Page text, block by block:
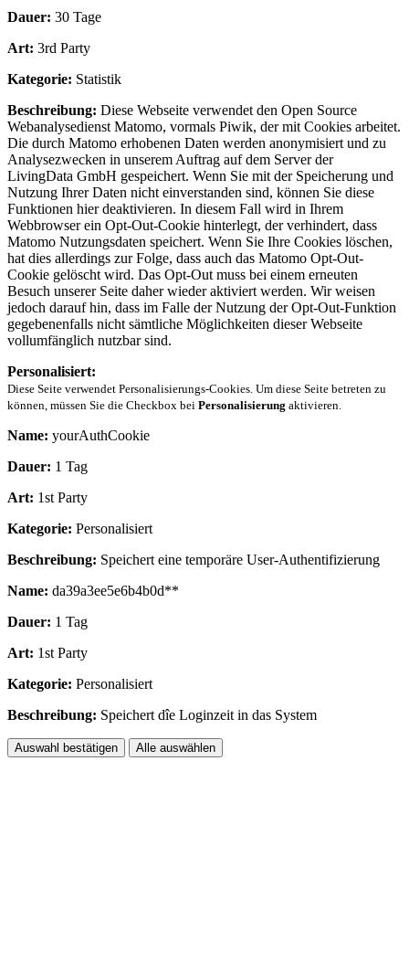
Dauer: 30 Tage
Art: 3rd Party
Kategorie: Statistik
Beschreibung: Diese Webseite verwendet den Open Source
Webanalysedienst Matomo, vormals Piwik, der mit Cookies arbeitet.
Die durch Matomo erhobenen Daten werden anonymisiert und zu
Analysezwecken in unserem Auftrag auf dem Server der
LivingData GmbH gespeichert. Wenn Sie mit der Speicherung und
Nutzung Ihrer Daten nicht einverstanden sind, können Sie diese
Funktionen hier deaktivieren. In diesem Fall wird in Ihrem
Webbrowser ein Opt-Out-Cookie hinterlegt, der verhindert, dass
Matomo Nutzungsdaten speichert. Wenn Sie Ihre Cookies löschen,
hat dies allerdings zur Folge, dass auch das Matomo Opt-Out-
Cookie gelöscht wird. Das Opt-Out muss bei einem erneuten
Besuch unserer Seite daher wieder aktiviert werden. Wir weisen
jedoch darauf hin, dass im Falle der Nutzung der Opt-Out-Funktion
gegebenenfalls nicht sämtliche Möglichkeiten dieser Webseite
vollumfänglich nutzbar sind.
Personalisiert:
Diese Seite verwendet Personalisierungs-Cookies. Um diese Seite betreten zu
können, müssen Sie die Checkbox bei Personalisierung aktivieren.
Name: yourAuthCookie
Dauer: 1 Tag
Art: 1st Party
Kategorie: Personalisiert
Beschreibung: Speichert eine temporäre User-Authentifizierung
Name: da39a3ee5e6b4b0d**
Dauer: 1 Tag
Art: 1st Party
Kategorie: Personalisiert
Beschreibung: Speichert dîe Loginzeit in das System
Auswahl bestätigen Alle auswählen